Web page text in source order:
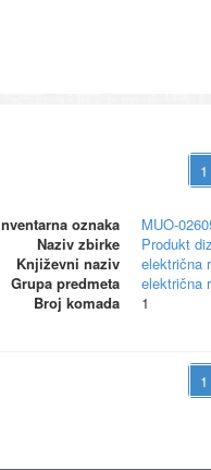
oznaka
MUO-
Naziv zbirke
Produkt
Književni naziv
električna
Grupa predmeta
električna
Broj komada
1